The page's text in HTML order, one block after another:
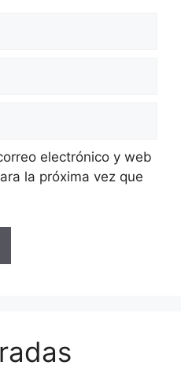
electrónico y web
la próxima vez que